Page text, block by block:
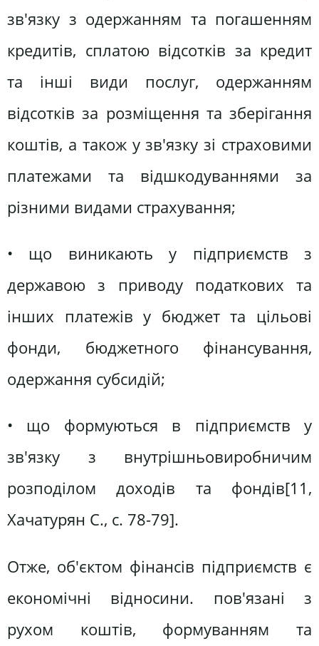
зв'язку з одержанням та погашенням
кредитів, сплатою відсотків за кредит
та інші види послуг, одержанням
відсотків за розміщення та зберігання
коштів, а також у зв'язку зі страховими
платежами та відшкодуваннями за
різними видами страхування;
• що виникають у підприємств з
державою з приводу податкових та
інших платежів у бюджет та цільові
фонди, бюджетного фінансування,
одержання субсидій;
• що формуються в підприємств у
зв'язку з внутрішньовиробничим
розподілом доходів та фондів[11,
Хачатурян С., c. 78-79].
Отже, об'єктом фінансів підприємств є
економічні відносини. пов'язані з
рухом коштів, формуванням та